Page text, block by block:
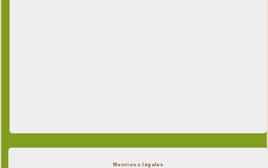
Mentions légales